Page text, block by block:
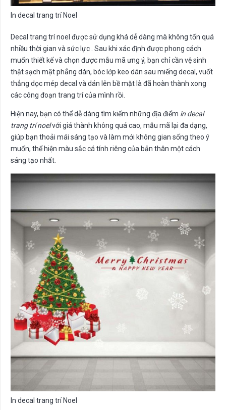
In decal trang trí Noel
Decal trang trí noel được sử dụng khá dễ dàng mà không tốn quá
nhiều thời gian và sức lực . Sau khi xác định được phong cách
muốn thiết kế và chọn được mẫu mã ưng ý, bạn chỉ cần vệ sinh
thật sạch mặt phẳng dán, bóc lớp keo dán sau miếng decal, vuốt
thẳng dọc mép decal và dán lên bề mặt là đã hoàn thành xong
các công đoạn trang trí của mình rồi.
Hiện nay, bạn có thể dễ dàng tìm kiếm những địa điểm in decal
trang trí noelvới giá thành không quá cao, mẫu mã lại đa dạng,
giúp bạn thoải mái sáng tạo và làm mới không gian sống theo ý
muốn, thể hiện màu sắc cá tính riêng của bản thân một cách
sáng tạo nhất.
In decal trang trí Noel